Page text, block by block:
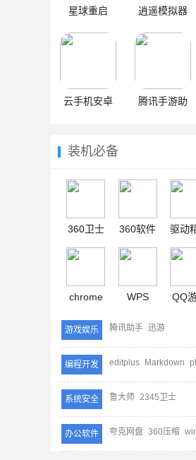
星球重启 逍遥模拟器
云手机安卓 腾讯手游助
装机必备
360卫士 360软件 驱动
chrome WPS QQ
游戏娱乐 腾讯助手 迅游
编程开发 editplus Markdown
系统安全 鲁大师 2345卫士
办公软件 夸克网盘 360压缩